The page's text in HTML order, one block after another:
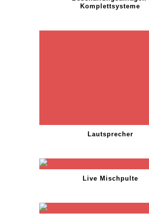
Komplettsysteme
Lautsprecher
Live Mischpulte